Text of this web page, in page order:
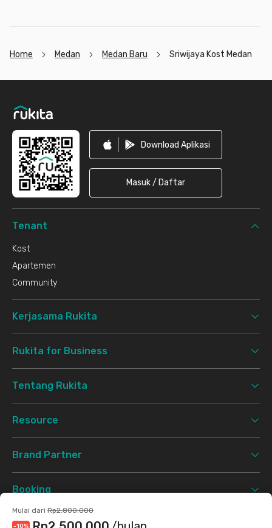
Mulai dari Rp2.800.000
-10%
Home Medan Medan Baru Sriwijaya Kost Medan
Download Aplikasi
Masuk / Daftar
Tenant
Kost
Apartemen
Community
Kerjasama Rukita
Rukita for Business
Tentang Rukita
Resource
Brand Partner
Booking
Support